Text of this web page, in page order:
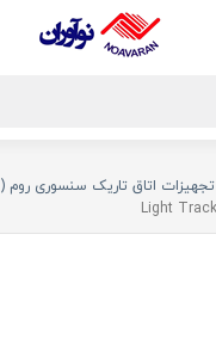
تجهیزات اتاق تاریک سنسوری روم (sensory-room)